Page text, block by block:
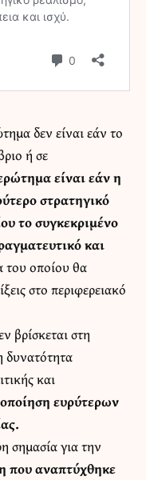
δεν είναι εάν το
ή σε
είναι εάν η
στρατηγικό
το συγκεκριμένο
και
του οποίου θα
στο περιφερειακό
βρίσκεται στη
δυνατότητα
και
ευρύτερων
σημασία για την
που αναπτύχθηκε